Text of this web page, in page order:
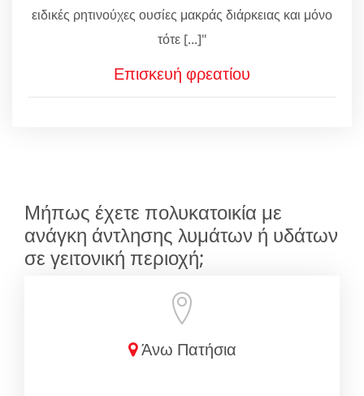
ειδικές ρητινούχες ουσίες μακράς διάρκειας και μόνο
τότε [...]"
Επισκευή φρεατίου
Μήπως έχετε πολυκατοικία με
ανάγκη άντλησης λυμάτων ή υδάτων
σε γειτονική περιοχή;
Άνω Πατήσια